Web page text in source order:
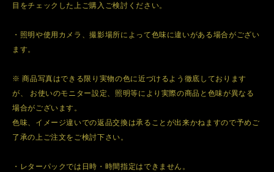
目をチェックした上ご購入ご検討ください。
・照明や使用カメラ、撮影場所によって色味に違いがある場合がござい
ます。
※ 商品写真はできる限り実物の色に近づけるよう徹底しております
が、 お使いのモニター設定、照明等により実際の商品と色味が異なる
場合がございます。
色味、イメージ違いでの返品交換は承ることが出来かねますので予めご
了承の上ご注文をご検討下さい。
・レターパックでは日時・時間指定はできません。